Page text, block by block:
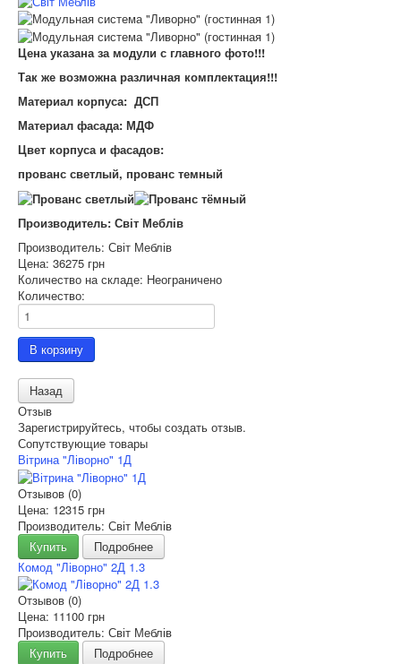
Цена указана за модули с главного фото!!!
Так же возможна различная комплектация!!!
Материал корпуса: ДСП
Материал фасада: МДФ
Цвет корпуса и фасадов:
прованс светлый, прованс темный
Производитель: Світ Меблів
Производитель: Світ Меблів
Цена: 36275 грн
Количество на складе: Неограничено
Количество:
Отзыв
Зарегистрируйтесь, чтобы создать отзыв.
Сопутствующие товары
Вітрина "Ліворно" 1Д
Отзывов (0)
Цена: 12315 грн
Производитель: Світ Меблів
Купить
Подробнее
Комод "Ліворно" 2Д 1.3
Отзывов (0)
Цена: 11100 грн
Производитель: Світ Меблів
Купить
Подробнее